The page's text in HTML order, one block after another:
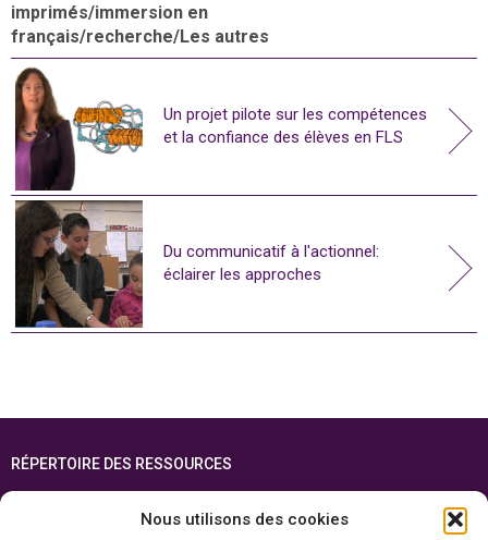
Nous utilisons des cookies
imprimés/immersion en
français/recherche/Les autres
Un projet pilote sur les compétences
et la confiance des élèves en FLS
Du communicatif à l'actionnel:
éclairer les approches
RÉPERTOIRE DES RESSOURCES